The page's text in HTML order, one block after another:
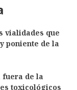
vialidades que
poniente de la
fuera de la
toxicológicos